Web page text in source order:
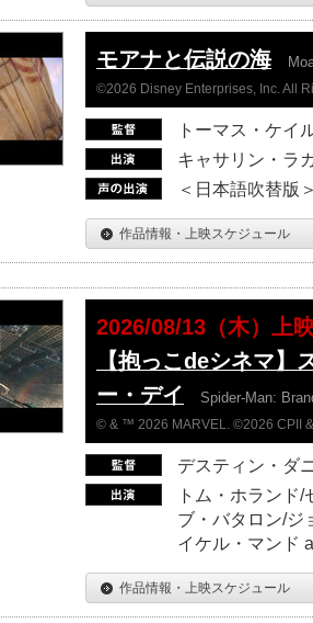
モアナと伝説の海
©2026 Disney Enterprises, Inc. All
トーマス・ケイ
キャサリン・ラ
＜日本語吹替版
作品情報・上映スケジュール
2026/08/13（木）上
【抱っこdeシネマ】
ー・デイ
Spider-Man:
© & ™ 2026 MARVEL. ©2026 CPII
デスティン・ダ
トム・ホランド
ブ・バタロン/ジ
イケル・マンド
作品情報・上映スケジュール